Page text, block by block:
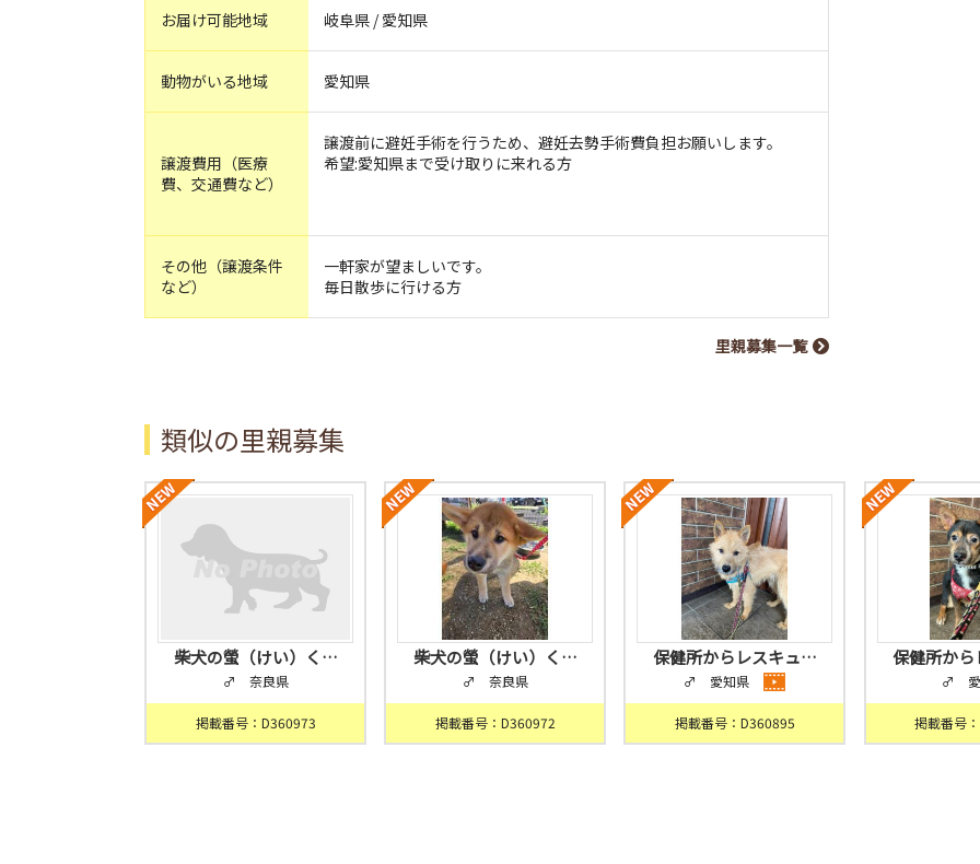
お届け可能地域 岐阜県 / 愛知県
動物がいる地域 愛知県
譲渡費用（医療
費、交通費など）
譲渡前に避妊手術を行うため、避妊去勢手術費負担お願いします。
希望:愛知県まで受け取りに来れる方
その他（譲渡条件
など）
一軒家が望ましいです。
毎日散歩に行ける方
里親募集一覧
類似の里親募集
柴犬の螢（けい）く…
♂ 奈良県
掲載番号：D360973
柴犬の螢（けい）く…
♂ 奈良県
掲載番号：D360972
保健所からレスキュ…
♂ 愛知県
掲載番号：D360895
保健所か
♂ 愛
掲載番号